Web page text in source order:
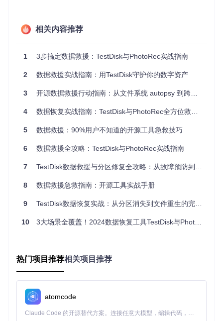
Linux：执行fdisk -l
关键信息记录
续恢复操作提供参考。
TestDisk工具特性解析：功能架构与核心优势
TestDisk包含两大核心模块，形成完整的数据恢复解决方案：
分区修复引擎：专注于MBR/GPT分区表的检测、修复与重
PhotoRec文件恢复：基于文件签名的底层数据提取，支持
200+文件格式
支持的文件系统与分区类型
分区表类型
支持程度
适用场景
Sun/BSD
★★★☆☆
可在不破坏原始数据的情况下进行分析
跨平台运行，兼容Windows/macOS/Linux
完全开源免费，无需担心版权限制
相关内容推荐
1 3步搞定数据救援：TestDisk与PhotoRec实战指南
2 数据救援实战指南：用TestDisk守护你的数字资产
3 开源数据救援行动指南：从文件系统 autopsy 到跨平台恢复实战
4 数据恢复实战指南：TestDisk与PhotoRec全方位救援方案
5 数据救援：90%用户不知道的开源工具急救技巧
6 数据救援全攻略：TestDisk与PhotoRec实战指南
7 TestDisk数据救援与分区修复全攻略：从故障预防到实战恢复
8 数据救援急救指南：开源工具实战手册
9 TestDisk数据恢复实战：从分区消失到文件重生的完整救援指南
10 3大场景全覆盖！2024数据恢复工具TestDisk与PhotoRec实战指南
热门项目推荐相关项目推荐
atomcode
Claude Code 的开源替代方案。连接任意大模型，编辑代码，运行命令，自动验证 — 全自动执行。用 Rust 构建，极致性能。 ｜ An open-source alternative to Claude Code. Connect any LLM, edit code, run commands, and verify changes — autonomously. Built in Rust for speed. Get Started